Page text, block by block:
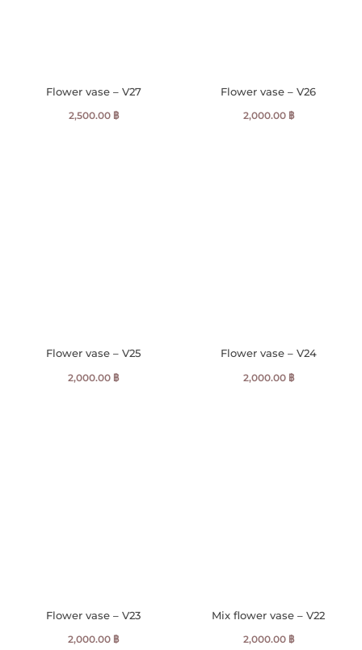
Flower vase – V27
2,500.00 ฿
Flower vase – V26
2,000.00 ฿
Flower vase – V25
2,000.00 ฿
Flower vase – V24
2,000.00 ฿
Flower vase – V23
2,000.00 ฿
Mix flower vase – V22
2,000.00 ฿